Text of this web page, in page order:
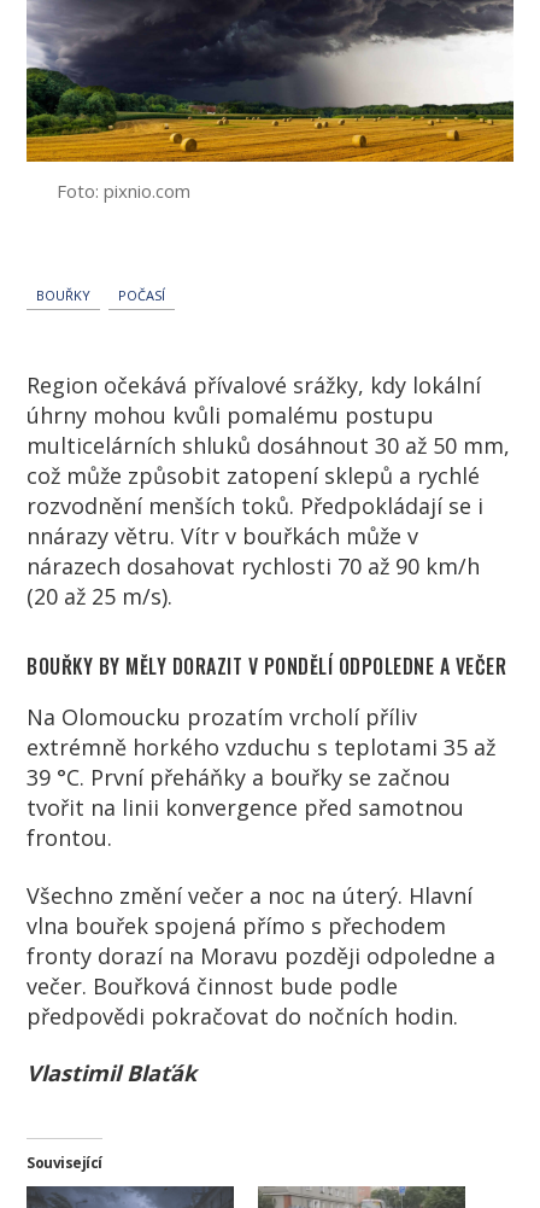
Foto: pixnio.com
BOUŘKY POČASÍ
Region očekává přívalové srážky, kdy lokální
úhrny mohou kvůli pomalému postupu
multicelárních shluků dosáhnout 30 až 50 mm,
což může způsobit zatopení sklepů a rychlé
rozvodnění menších toků. Předpokládají se i
nnárazy větru. Vítr v bouřkách může v
nárazech dosahovat rychlosti 70 až 90 km/h
(20 až 25 m/s).
BOUŘKY BY MĚLY DORAZIT V PONDĚLÍ ODPOLEDNE A VEČER
Na Olomoucku prozatím vrcholí příliv
extrémně horkého vzduchu s teplotami 35 až
39 °C. První přeháňky a bouřky se začnou
tvořit na linii konvergence před samotnou
frontou.
Všechno změní večer a noc na úterý. Hlavní
vlna bouřek spojená přímo s přechodem
fronty dorazí na Moravu později odpoledne a
večer. Bouřková činnost bude podle
předpovědi pokračovat do nočních hodin.
Vlastimil Blaťák
Související